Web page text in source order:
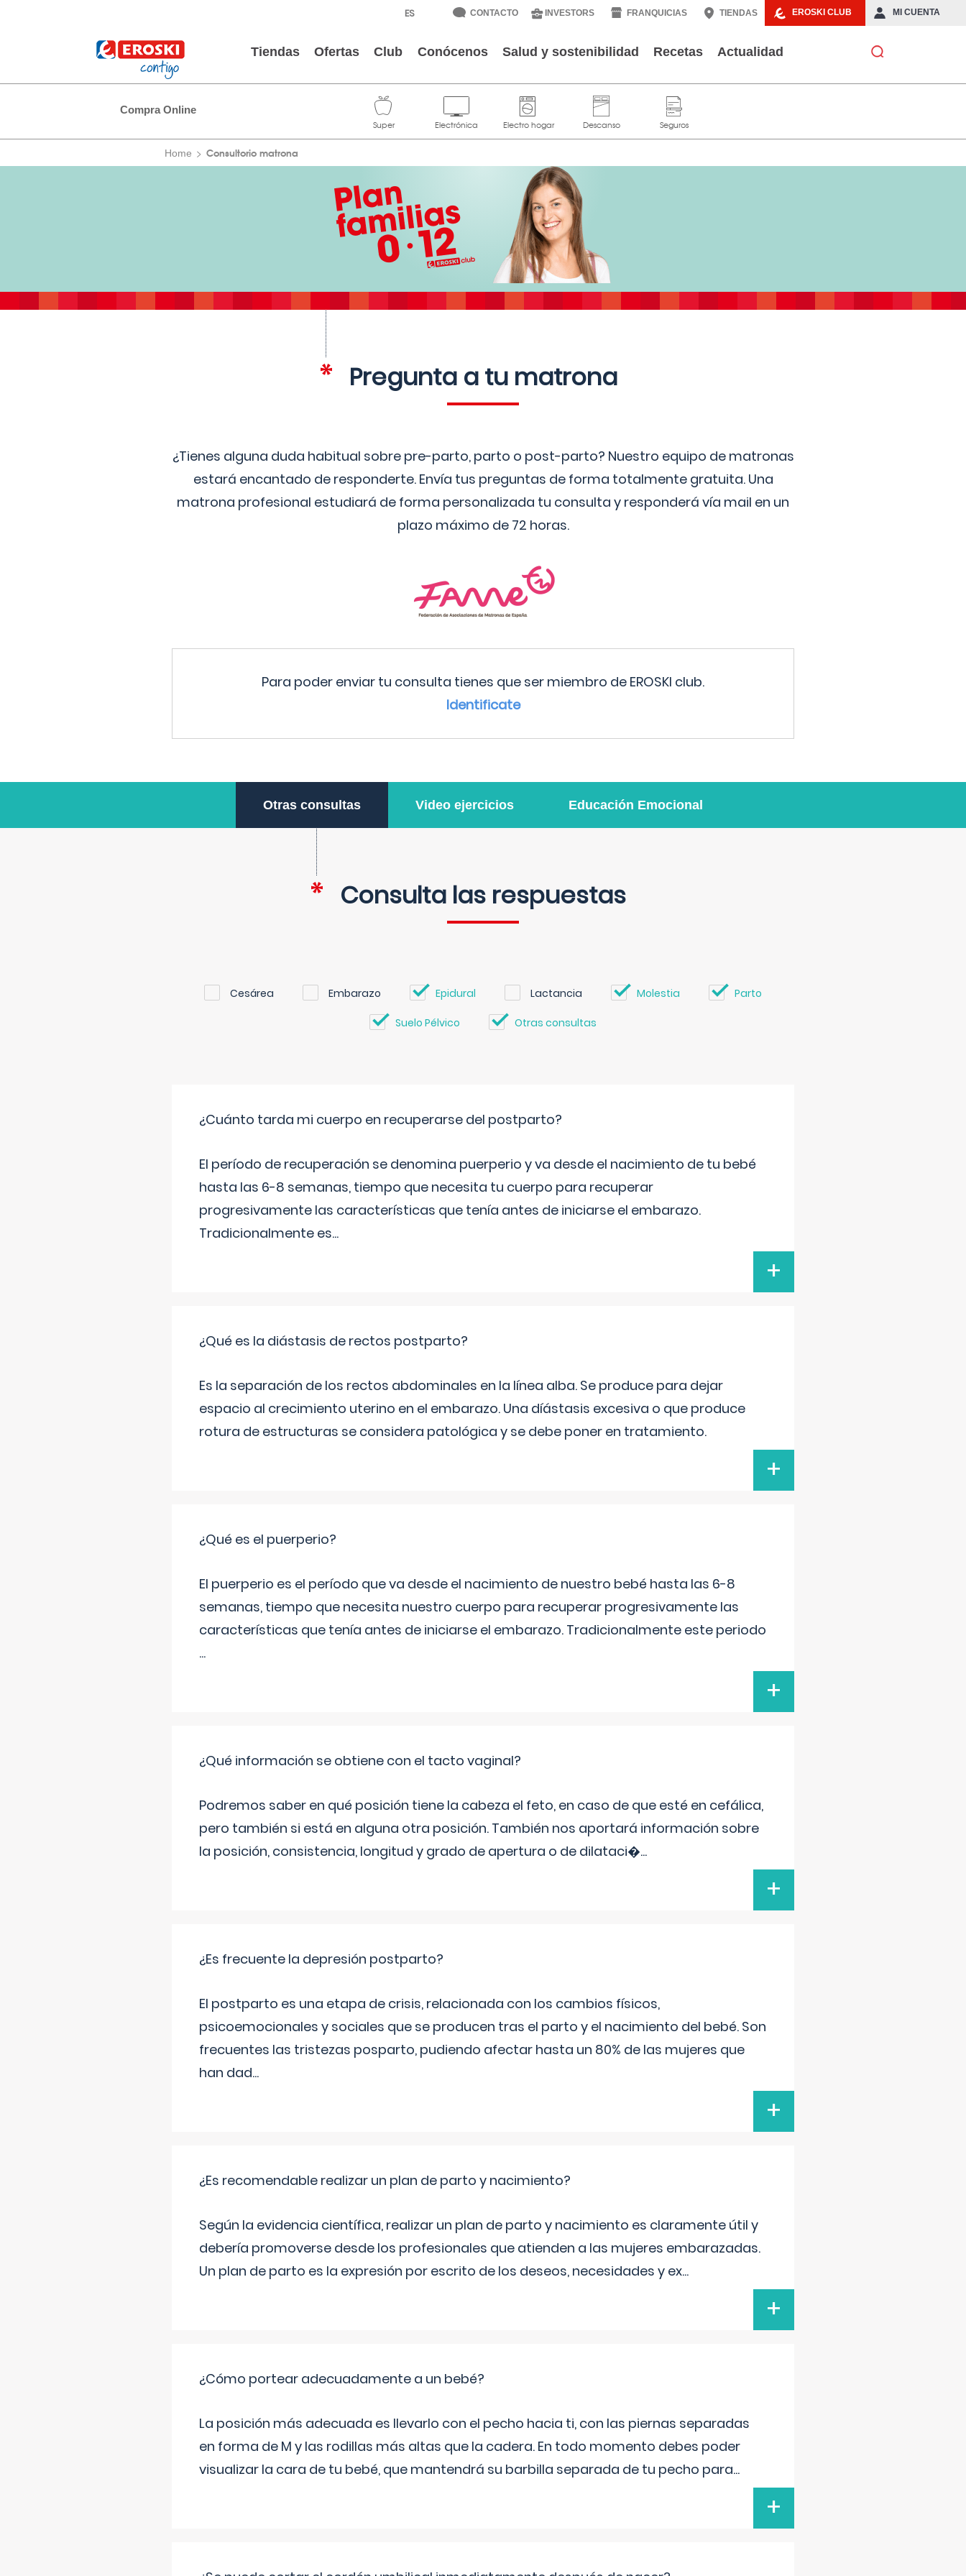
EROSKI CLUB MI CUENTA
CONTACTO INVESTORS FRANQUICIAS TIENDAS
Tiendas Ofertas Club Conócenos Salud y sostenibilidad Recetas Actualidad
Compra Online
Home Consultorio matrona
Pregunta a tu matrona
¿Tienes alguna duda habitual sobre pre-parto, parto o post-parto? Nuestro equipo de matronas
estará encantado de responderte. Envía tus preguntas de forma totalmente gratuita. Una
matrona profesional estudiará de forma personalizada tu consulta y responderá vía mail en un
plazo máximo de 72 horas.
Para poder enviar tu consulta tienes que ser miembro de EROSKI club.
Identificate
Otras consultas Video ejercicios Educación Emocional
Consulta las respuestas
Cesárea Embarazo Epidural Lactancia Molestia Parto
Suelo Pélvico Otras consultas
¿Cuánto tarda mi cuerpo en recuperarse del postparto?
El período de recuperación se denomina puerperio y va desde el nacimiento de tu bebé
hasta las 6-8 semanas, tiempo que necesita tu cuerpo para recuperar
progresivamente las características que tenía antes de iniciarse el embarazo.
Tradicionalmente es...
+
¿Qué es la diástasis de rectos postparto?
Es la separación de los rectos abdominales en la línea alba. Se produce para dejar
espacio al crecimiento uterino en el embarazo. Una díástasis excesiva o que produce
rotura de estructuras se considera patológica y se debe poner en tratamiento.
+
¿Qué es el puerperio?
El puerperio es el período que va desde el nacimiento de nuestro bebé hasta las 6-8
semanas, tiempo que necesita nuestro cuerpo para recuperar progresivamente las
características que tenía antes de iniciarse el embarazo. Tradicionalmente este periodo
...
+
¿Qué información se obtiene con el tacto vaginal?
Podremos saber en qué posición tiene la cabeza el feto, en caso de que esté en cefálica,
pero también si está en alguna otra posición. También nos aportará información sobre
la posición, consistencia, longitud y grado de apertura o de dilataci�...
+
¿Es frecuente la depresión postparto?
El postparto es una etapa de crisis, relacionada con los cambios físicos,
psicoemocionales y sociales que se producen tras el parto y el nacimiento del bebé. Son
frecuentes las tristezas posparto, pudiendo afectar hasta un 80% de las mujeres que
han dad...
+
¿Es recomendable realizar un plan de parto y nacimiento?
Según la evidencia científica, realizar un plan de parto y nacimiento es claramente útil y
debería promoverse desde los profesionales que atienden a las mujeres embarazadas.
Un plan de parto es la expresión por escrito de los deseos, necesidades y ex...
+
¿Cómo portear adecuadamente a un bebé?
La posición más adecuada es llevarlo con el pecho hacia ti, con las piernas separadas
en forma de M y las rodillas más altas que la cadera. En todo momento debes poder
visualizar la cara de tu bebé, que mantendrá su barbilla separada de tu pecho para...
+